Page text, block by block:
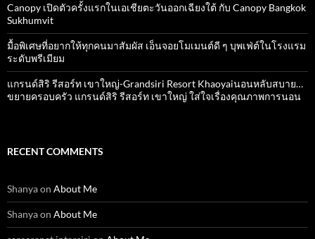
Canopy เปิดตัวครั้งแรกในเอเชียตะวันออกเฉียงใต้ กับ Canopy Bangkok
Sukhumvit
มื้อพิเศษที่อยากให้ทุกคนมาสัมผัส เอ็นจอยโมเมนต์ดี ๆ บุพเฟ่ต์ในโรงแรม
ระดับพรีเมียม
แกรนด์สิริ​ รีสอร์ท​ เขาใหญ่​-Grandsiri​ Resort​ Khaoyaiนอนหลับสบาย…
ขยายครอบครัว แกรนด์สิริ รีสอร์ท เขาใหญ่ ใส่ใจเรื่องคุณภาพการนอน
RECENT COMMENTS
Shanyaon About Me
Shanyaon About Me